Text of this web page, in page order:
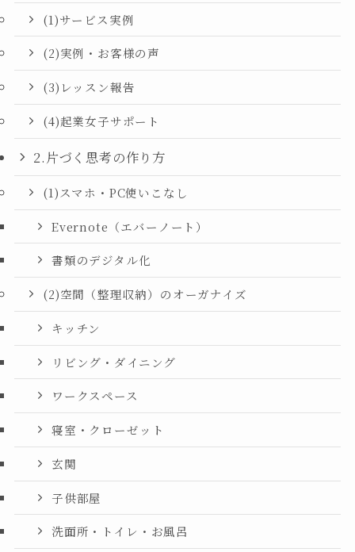
(1)サービス実例
(2)実例・お客様の声
(3)レッスン報告
(4)起業女子サポート
2.片づく思考の作り方
(1)スマホ・PC使いこなし
Evernote（エバーノート）
書類のデジタル化
(2)空間（整理収納）のオーガナイズ
キッチン
リビング・ダイニング
ワークスペース
寝室・クローゼット
玄関
子供部屋
洗面所・トイレ・お風呂